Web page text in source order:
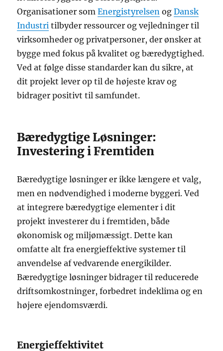
Organisationer somEnergistyrelsen ogDansk
Industri tilbyder ressourcer og vejledninger til
virksomheder og privatpersoner, der ønsker at
bygge med fokus på kvalitet og bæredygtighed.
Ved at følge disse standarder kan du sikre, at
dit projekt lever op til de højeste krav og
bidrager positivt til samfundet.
Bæredygtige Løsninger:
Investering i Fremtiden
Bæredygtige løsninger er ikke længere et valg,
men en nødvendighed i moderne byggeri. Ved
at integrere bæredygtige elementer i dit
projekt investerer du i fremtiden, både
økonomisk og miljømæssigt. Dette kan
omfatte alt fra energieffektive systemer til
anvendelse af vedvarende energikilder.
Bæredygtige løsninger bidrager til reducerede
driftsomkostninger, forbedret indeklima og en
højere ejendomsværdi.
Energieffektivitet